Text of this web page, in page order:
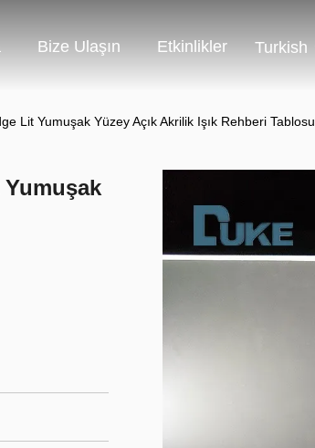
Bize Ulaşın Etkinlikler Turkish
Lit Yumuşak Yüzey Açık Akrilik Işık Rehberi Tablosu
Yumuşak